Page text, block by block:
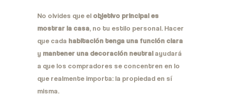
No olvides que el objetivo principal es
mostrar la casa, no tu estilo personal. Hacer
que cada habitación tenga una función clara
y mantener una decoración neutralayudará
a que los compradores se concentren en lo
que realmente importa: la propiedad en sí
misma.